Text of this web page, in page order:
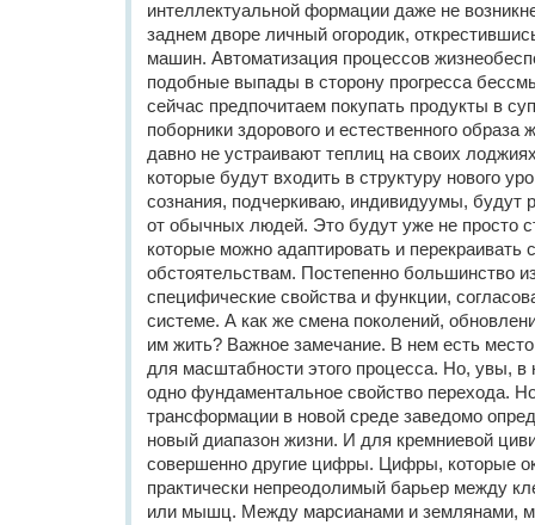
интеллектуальной формации даже не
заднем дворе личный огородик,
машин. Автоматизация процессов
подобные выпады в сторону прогресса
сейчас предпочитаем покупать продукты в
поборники здорового и естественного образа
давно не устраивают теплиц на своих
которые будут входить в структуру нового
сознания, подчеркиваю, индивидуумы, будут
от обычных людей. Это будут уже не просто
которые можно адаптировать и перекраивать
обстоятельствам. Постепенно большинство
специфические свойства и функции,
системе. А как же смена поколений,
им жить? Важное замечание. В нем есть
для масштабности этого процесса. Но, увы,
одно фундаментальное свойство перехода.
трансформации в новой среде заведомо
новый диапазон жизни. И для кремниевой
совершенно другие цифры. Цифры, которые
практически непреодолимый барьер между
или мышц. Между марсианами и землянами,